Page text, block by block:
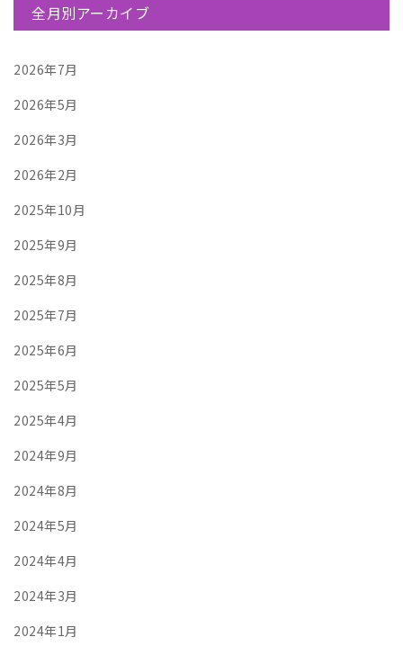
全月別アーカイブ
2026年7月
2026年5月
2026年3月
2026年2月
2025年10月
2025年9月
2025年8月
2025年7月
2025年6月
2025年5月
2025年4月
2024年9月
2024年8月
2024年5月
2024年4月
2024年3月
2024年1月